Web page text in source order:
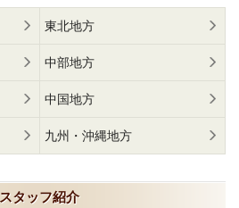
東北地方
中部地方
中国地方
九州・沖縄地方
スタッフ紹介